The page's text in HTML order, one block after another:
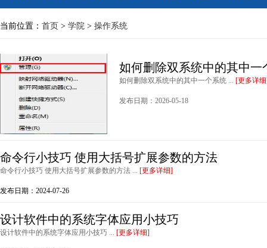
当前位置： 首页 > 学院 > 操作系统
如何删除双系统中的其中一
如何删除双系统中的其中一个系统 ... [更多详
发布日期：2026-05-18
命令行小技巧 使用大括号扩展参数的方法
命令行小技巧 使用大括号扩展参数的方法 ... [更多详细]
发布日期：2024-07-26
设计软件中的系统字体应用小技巧
设计软件中的系统字体应用小技巧 ... [更多详细]